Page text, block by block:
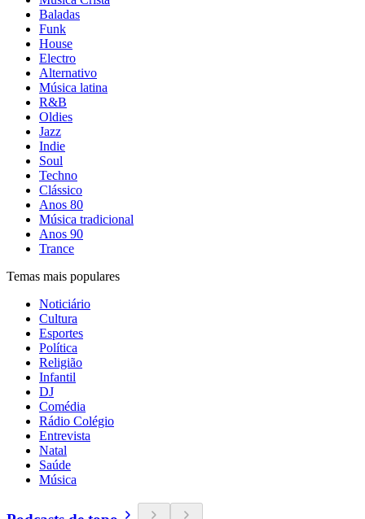
Baladas
Funk
House
Electro
Alternativo
Música latina
R&B
Oldies
Jazz
Indie
Soul
Techno
Clássico
Anos 80
Música tradicional
Anos 90
Trance
Temas mais populares
Noticiário
Cultura
Esportes
Política
Religião
Infantil
DJ
Comédia
Rádio Colégio
Entrevista
Natal
Saúde
Música